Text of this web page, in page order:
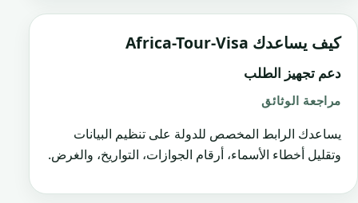
كيف يساعدك Africa-Tour-Visa
دعم تجهيز الطلب
مراجعة الوثائق
يساعدك الرابط المخصص للدولة على تنظيم البيانات
وتقليل أخطاء الأسماء، أرقام الجوازات، التواريخ، والغرض.